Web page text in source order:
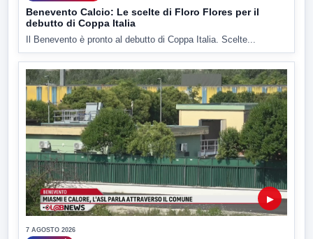
Benevento Calcio: Le scelte di Floro Flores per il
debutto di Coppa Italia
Il Benevento è pronto al debutto di Coppa Italia. Scelte...
▶
7 AGOSTO 2026